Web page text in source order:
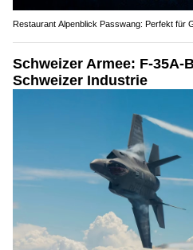
Restaurant Alpenblick Passwang: Perfekt für
Schweizer Armee: F-
Schweizer Industrie